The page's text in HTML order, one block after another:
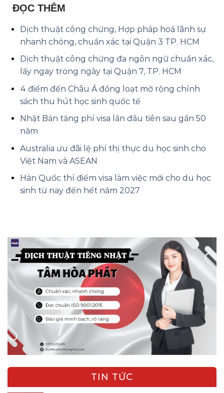
ĐỌC THÊM
Dịch thuật công chứng, Hợp pháp hoá lãnh sự
nhanh chóng, chuẩn xác tại Quận 3 TP. HCM
Dịch thuật công chứng đa ngôn ngữ chuẩn xác,
lấy ngay trong ngày tại Quận 7, TP. HCM
4 điểm đến Châu Á đồng loạt mở rộng chính
sách thu hút học sinh quốc tế
Nhật Bản tăng phí visa lần đầu tiên sau gần 50
năm
Australia ưu đãi lệ phí thị thực du học sinh cho
Việt Nam và ASEAN
Hàn Quốc thí điểm visa làm việc mới cho du học
sinh từ nay đến hết năm 2027
TIN TỨC